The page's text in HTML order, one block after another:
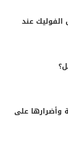
عند
وأضرارها على